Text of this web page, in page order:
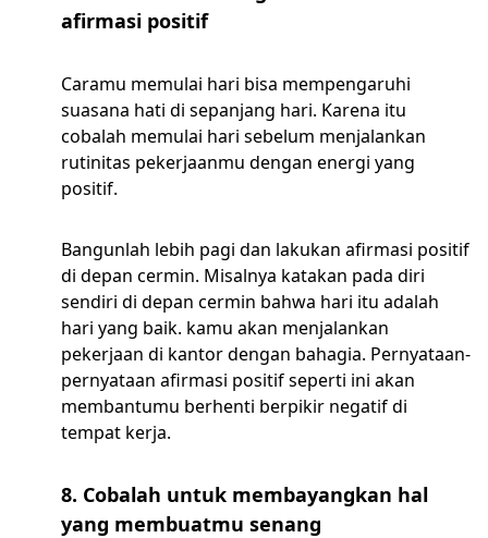
afirmasi positif
Caramu memulai hari bisa mempengaruhi
suasana hati di sepanjang hari. Karena itu
cobalah memulai hari sebelum menjalankan
rutinitas pekerjaanmu dengan energi yang
positif.
Bangunlah lebih pagi dan lakukan afirmasi positif
di depan cermin. Misalnya katakan pada diri
sendiri di depan cermin bahwa hari itu adalah
hari yang baik. kamu akan menjalankan
pekerjaan di kantor dengan bahagia. Pernyataan-
pernyataan afirmasi positif seperti ini akan
membantumu berhenti berpikir negatif di
tempat kerja.
8. Cobalah untuk membayangkan hal
yang membuatmu senang